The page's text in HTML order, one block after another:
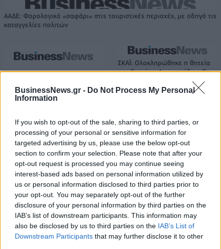
BusinessNews.gr - Do Not Process My Personal
Information
If you wish to opt-out of the sale, sharing to third parties, or
processing of your personal or sensitive information for
targeted advertising by us, please use the below opt-out
section to confirm your selection. Please note that after your
opt-out request is processed you may continue seeing
interest-based ads based on personal information utilized by
us or personal information disclosed to third parties prior to
your opt-out. You may separately opt-out of the further
disclosure of your personal information by third parties on the
IAB’s list of downstream participants. This information may
also be disclosed by us to third parties on the IAB’s List of
Downstream Participants that may further disclose it to other
ΑΑΔΕ: Φορολογικό «σαφάρι» στις τουριστικές περιοχές, με οδηγό τις
καταγγελίες πολιτών
Εξοικονομώ – Επιχειρώ:
Νοεμβρίου για περισσότερες
από 400 επιχειρήσεις
ΣΚΑΪ: Ολοκληρώθηκε η θητεία
του Γρηγόρη Δημητριάδη - Ο
Γιάννης Αλαφούζος επιστρέφει
στη θέση του CEO
Media: Με ενίσχυση 8 εκατ. ευρώ σε 451 επιχειρήσεις ξεκίνησε το
πρόγραμμα στήριξης- Κάλυψη εισφορών ΕΔΟΕΑΠ
Νέα Mercedes-Benz GLB: Hybrid
και Electric, με όφελος 2.000
ευρώ
Η Toyota φέρνει νέα γενιά
μπαταριών για τα υβριδικά της
Σε κινεζική… πολιορκία η ευρωπαϊκή αυτοκινητοβιομηχανία